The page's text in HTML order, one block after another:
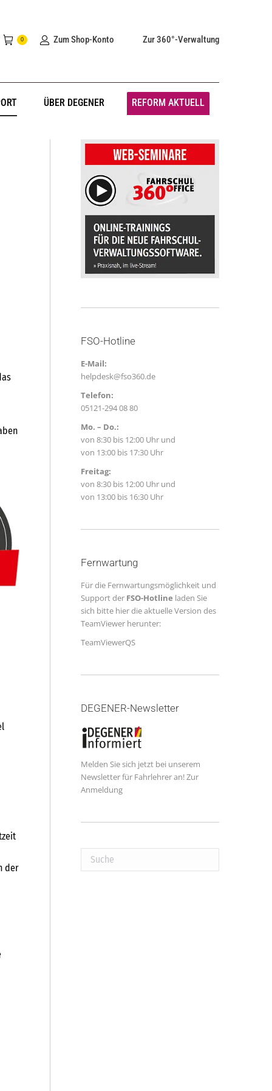
0 Zum Shop-Konto Zur 360°-Verwaltung
ÜBER DEGENER REFORM AKTUELL
der
FSO-Hotline
E-Mail:
helpdesk@fso360.de
Telefon:
05121-294 08 80
Mo. – Do.:
von 8:30 bis 12:00 Uhr und
von 13:00 bis 17:30 Uhr
Freitag:
von 8:30 bis 12:00 Uhr und
von 13:00 bis 16:30 Uhr
Fernwartung
Für die Fernwartungsmöglichkeit und
Support der FSO-Hotline laden Sie
sich bitte hier die aktuelle Version des
TeamViewer herunter:
TeamViewerQS
DEGENER-Newsletter
Melden Sie sich jetzt bei unserem
Newsletter für Fahrlehrer an!Zur
Anmeldung